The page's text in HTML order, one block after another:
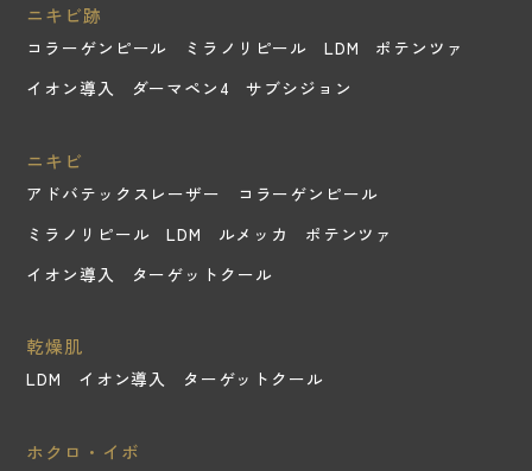
ニキビ跡
コラーゲンピール ミラノリピール LDM
ポテンツァ
イオン導入
ダーマペン4 サブシジョン
ニキビ
アドバテックスレーザー
コラーゲンピール
ミラノリピール
LDM ルメッカ
ポテンツァ
イオン導入
ターゲットクール
乾燥肌
LDM イオン導入 ターゲットクール
ホクロ・イボ